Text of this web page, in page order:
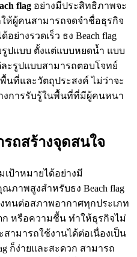
flag อย่างมีประสิทธิภาพจะ
ห้ผู้คนสามารถจดจำชื่อธุรกิจ
างรวดเร็ว ธง Beach flag
ปแบบ ตั้งแต่แบบหยดน้ำ แบบ
ะรูปแบบสามารถตอบโจทย์
นที่และวัตถุประสงค์ ไม่ว่าจะ
งการรับรู้ในพื้นที่ที่มีผู้คนหนา
รถสร้างจุดสนใจ
ป้าหมายได้อย่างมี
ภาพสูงสำหรับธง Beach flag
ทนต่อสภาพอากาศทุกประเภท
ก หรือความชื้น ทำให้ธุรกิจไม่
สามารถใช้งานได้ต่อเนื่องเป็น
ก็ง่ายและสะดวก สามารถ